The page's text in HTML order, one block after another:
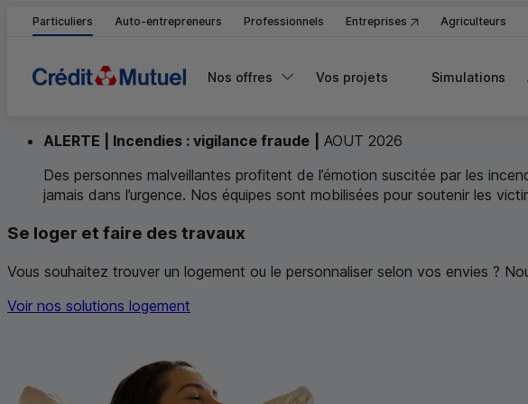
Particuliers Auto-entrepreneurs Professionnels Entreprises Agriculteurs
Nos offres Vos projets Simulations
ALERTE | Incendies : vigilance fraude
AOUT 2026
Des personnes malveillantes profitent de l’émotion suscitée par les
jamais dans l’urgence. Nos équipes sont mobilisées pour soutenir les
Bienvenue auCrédit Mutuel
Nous vous proposons de découvrir nos
À la une du Crédit Mutuel
Se loger et faire des travaux
Vous souhaitez trouver un logement ou le personnaliser selon vos envies ?
Voir nos solutions logement